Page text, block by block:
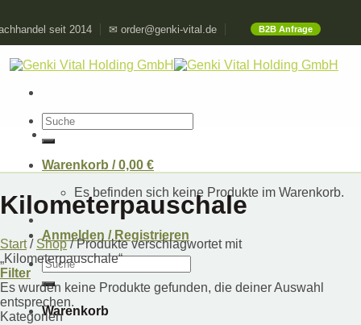
to
content
seit 2014 ✉ order@genki-vital.de B2B Anfrage
Suchen
nach:
Warenkorb /0,00 €
Es befinden sich keine Produkte im Warenkorb.
Anmelden / Registrieren
Suchen
nach:
Warenkorb
Kilometerpauschale
Start / Shop /Produkte verschlagwortet mit
„Kilometerpauschale“
Filter
Es wurden keine Produkte gefunden, die deiner Auswahl
entsprechen.
Kategorien